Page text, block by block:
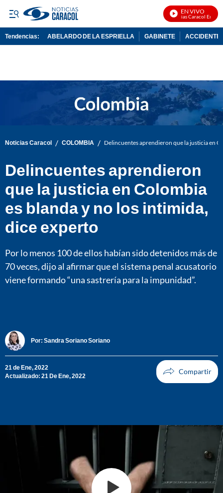
EN VIVO
Noticias Caracol En Vivo
Tendencias: ABELARDO DE LA ESPRIELLA GABINETE ACCIDENTE
Noticias Caracol / COLOMBIA / Delincuentes aprendieron que la justicia en
Delincuentes aprendieron
que la justicia en Colombia
es blanda y no los intimida,
dice experto
Por lo menos 100 de ellos habían sido detenidos más de
70 veces, dijo al afirmar que el sistema penal acusatorio
viene formando “una sastrería para la impunidad”.
Por: Sandra Soriano Soriano
21 de Ene, 2022
Actualizado: 21 De Ene, 2022